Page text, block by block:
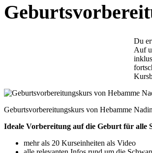
Du
Auf
Geburtsvorbereitungskurs von Hebamme
Ideale Vorbereitung auf die Geburt für alle
mehr als 20 Kurseinheiten als Video